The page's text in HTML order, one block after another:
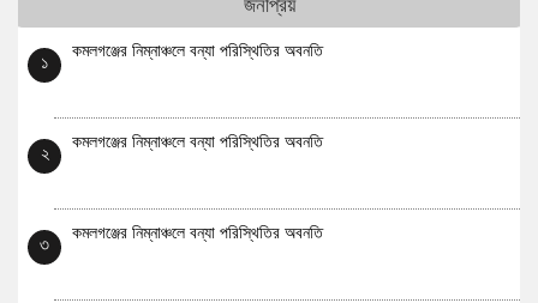
জনপ্রিয়
১
কমলগঞ্জের নিম্নাঞ্চলে বন্যা পরিস্থিতির অবনতি
২
কমলগঞ্জের নিম্নাঞ্চলে বন্যা পরিস্থিতির অবনতি
৩
কমলগঞ্জের নিম্নাঞ্চলে বন্যা পরিস্থিতির অবনতি